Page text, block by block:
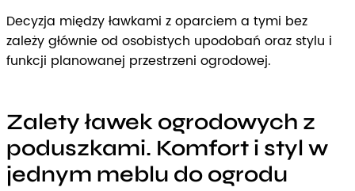
Decyzja między ławkami z oparciem a tymi bez
zależy głównie od osobistych upodobań oraz stylu i
funkcji planowanej przestrzeni ogrodowej.
Zalety ławek ogrodowych z
poduszkami. Komfort i styl w
jednym meblu do ogrodu